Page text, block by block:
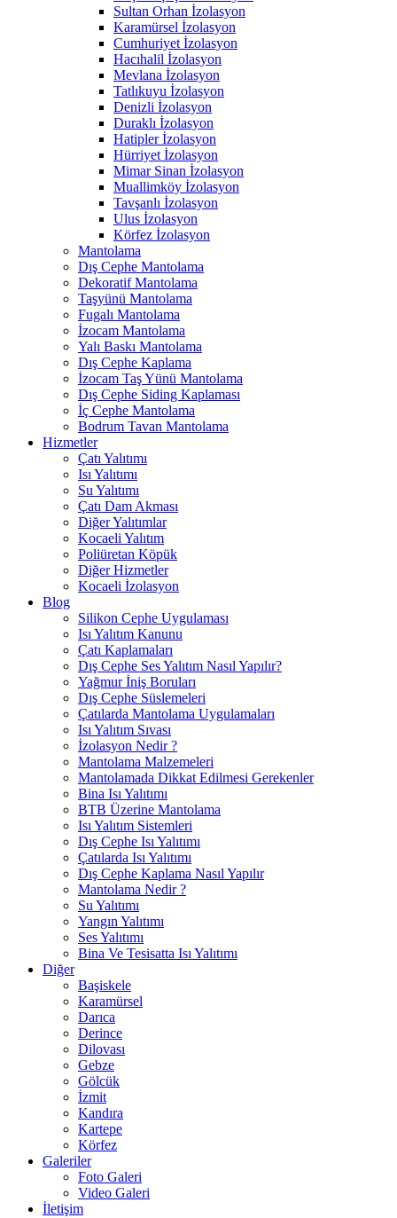
Sultan Orhan İzolasyon
Karamürsel İzolasyon
Cumhuriyet İzolasyon
Hacıhalil İzolasyon
Mevlana İzolasyon
Tatlıkuyu İzolasyon
Denizli İzolasyon
Duraklı İzolasyon
Hatipler İzolasyon
Hürriyet İzolasyon
Mimar Sinan İzolasyon
Muallimköy İzolasyon
Tavşanlı İzolasyon
Ulus İzolasyon
Körfez İzolasyon
Mantolama
Dış Cephe Mantolama
Dekoratif Mantolama
Taşyünü Mantolama
Fugalı Mantolama
İzocam Mantolama
Yalı Baskı Mantolama
Dış Cephe Kaplama
İzocam Taş Yünü Mantolama
Dış Cephe Siding Kaplaması
İç Cephe Mantolama
Bodrum Tavan Mantolama
Hizmetler
Çatı Yalıtımı
Isı Yalıtımı
Su Yalıtımı
Çatı Dam Akması
Diğer Yalıtımlar
Kocaeli Yalıtım
Poliüretan Köpük
Diğer Hizmetler
Kocaeli İzolasyon
Blog
Silikon Cephe Uygulaması
Isı Yalıtım Kanunu
Çatı Kaplamaları
Dış Cephe Ses Yalıtım Nasıl Yapılır?
Yağmur İniş Boruları
Dış Cephe Süslemeleri
Çatılarda Mantolama Uygulamaları
Isı Yalıtım Sıvası
İzolasyon Nedir ?
Mantolama Malzemeleri
Mantolamada Dikkat Edilmesi Gerekenler
Bina Isı Yalıtımı
BTB Üzerine Mantolama
Isı Yalıtım Sistemleri
Dış Cephe Isı Yalıtımı
Çatılarda Isı Yalıtımı
Dış Cephe Kaplama Nasıl Yapılır
Mantolama Nedir ?
Su Yalıtımı
Yangın Yalıtımı
Ses Yalıtımı
Bina Ve Tesisatta Isı Yalıtımı
Diğer
Başiskele
Karamürsel
Darıca
Derince
Dilovası
Gebze
Gölcük
İzmit
Kandıra
Kartepe
Körfez
Galeriler
Foto Galeri
Video Galeri
İletişim